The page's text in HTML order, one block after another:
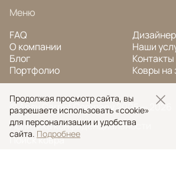
Меню
FAQ
О компании
Блог
Портфолио
Наши
Контакты
Ковры на
© Ansy Carpet Company 2005 — 2026
Политика конфиденциальности
Поиск ковра
Продолжая просмотр сайта, вы
разрешаете использовать «cookie»
для персонализации и удобства
сайта. Подробнее